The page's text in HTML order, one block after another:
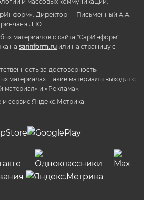
Директор — Письменный А.А.
Д.Ю.
материалов с сайта "СарИнформ"
на sarinform.ru или на страницу с
за достоверность
материалах. Такие материалы выходят с
и «Реклама».
и сервиc Яндекс.Метрика